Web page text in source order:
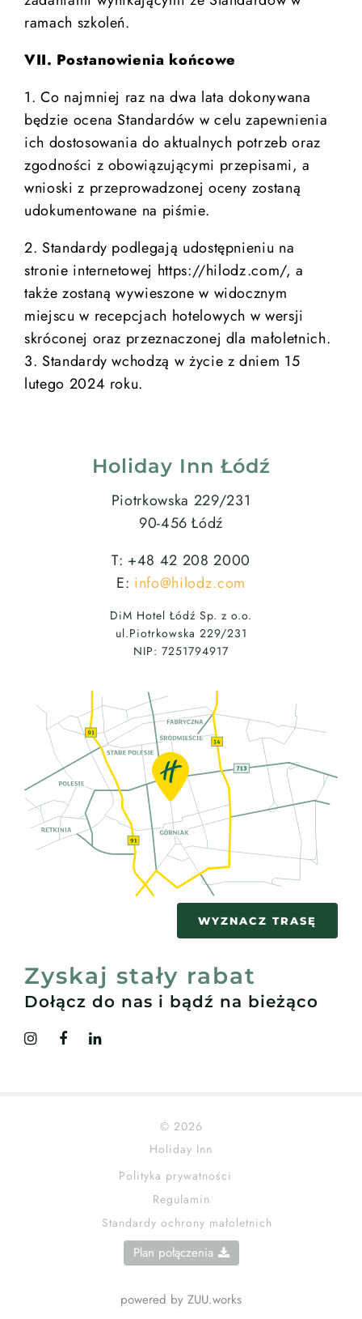
ramach szkoleń.
VII. Postanowienia końcowe
1. Co najmniej raz na dwa lata dokonywana
będzie ocena Standardów w celu zapewnienia
ich dostosowania do aktualnych potrzeb oraz
zgodności z obowiązującymi przepisami, a
wnioski z przeprowadzonej oceny zostaną
udokumentowane na piśmie.
2. Standardy podlegają udostępnieniu na
stronie internetowej https://hilodz.com/, a
także zostaną wywieszone w widocznym
miejscu w recepcjach hotelowych w wersji
skróconej oraz przeznaczonej dla małoletnich.
3. Standardy wchodzą w życie z dniem 15
lutego 2024 roku.
Holiday Inn Łódź
Piotrkowska 229/231
90-456 Łódź
T: +48 42 208 2000
E: info@hilodz.com
DiM Hotel Łódź Sp. z o.o.
ul.Piotrkowska 229/231
NIP: 7251794917
WYZNACZ TRASĘ
Zyskaj stały rabat
Dołącz do nas i bądź na bieżąco
© 2026
Holiday Inn
Polityka prywatności
Regulamin
Standardy ochrony małoletnich
Plan połączenia
powered by ZUU.works